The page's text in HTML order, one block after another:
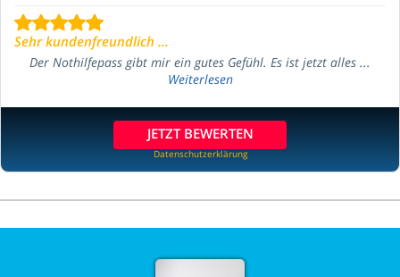
Sehr kundenfreundlich ...
Der Nothilfepass gibt mir ein gutes Gefühl. Es ist jetzt alles ...
Weiterlesen
JETZT BEWERTEN
Datenschutzerklärung